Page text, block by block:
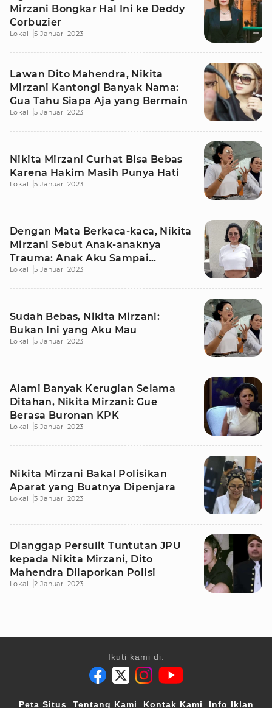
Mirzani Bongkar Hal Ini ke Deddy
Corbuzier
Lokal 5 Januari 2023
Lawan Dito Mahendra, Nikita
Mirzani Kantongi Banyak Nama:
Gua Tahu Siapa Aja yang Bermain
Lokal 5 Januari 2023
Nikita Mirzani Curhat Bisa Bebas
Karena Hakim Masih Punya Hati
Lokal 5 Januari 2023
Dengan Mata Berkaca-kaca, Nikita
Mirzani Sebut Anak-anaknya
Trauma: Anak Aku Sampai
Didorong
Lokal 5 Januari 2023
Sudah Bebas, Nikita Mirzani:
Bukan Ini yang Aku Mau
Lokal 5 Januari 2023
Alami Banyak Kerugian Selama
Ditahan, Nikita Mirzani: Gue
Berasa Buronan KPK
Lokal 5 Januari 2023
Nikita Mirzani Bakal Polisikan
Aparat yang Buatnya Dipenjara
Lokal 3 Januari 2023
Dianggap Persulit Tuntutan JPU
kepada Nikita Mirzani, Dito
Mahendra Dilaporkan Polisi
Lokal 2 Januari 2023
Ikuti kami di:
Peta Situs Tentang Kami Kontak Kami Info Iklan